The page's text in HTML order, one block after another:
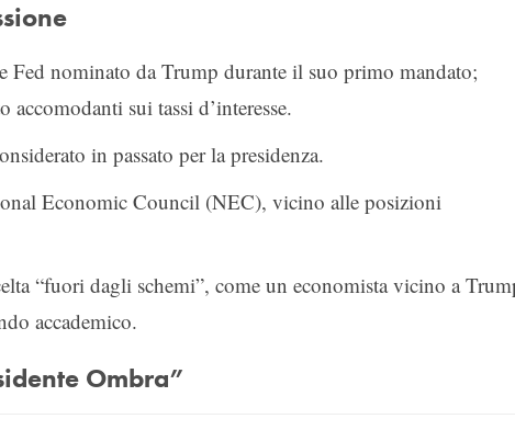
Fed nominato da Trump durante il suo primo mandato;
accomodanti sui tassi d’interesse.
in passato per la presidenza.
Economic Council (NEC), vicino alle posizioni
“fuori dagli schemi”, come un economista vicino a
accademico.
Ombra”